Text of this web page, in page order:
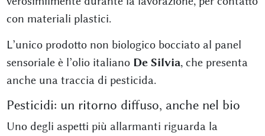
con materiali plastici.
L’unico prodotto non biologico bocciato al panel
sensoriale è l’olio italiano De Silvia, che presenta
anche una traccia di pesticida.
Pesticidi: un ritorno diffuso, anche nel bio
Uno degli aspetti più allarmanti riguarda la